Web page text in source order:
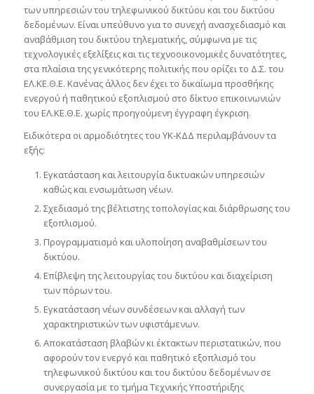
των υπηρεσιών του τηλεφωνικού δικτύου και του δικτύου
δεδομένων. Είναι υπεύθυνο για το συνεχή ανασχεδιασμό και
αναβάθμιση του δικτύου τηλεματικής, σύμφωνα με τις
τεχνολογικές εξελίξεις και τις τεχνοοικονομικές δυνατότητες,
στα πλαίσια της γενικότερης πολιτικής που ορίζει το Δ.Σ. του
ΕΛ.ΚΕ.Θ.Ε. Κανένας άλλος δεν έχει το δικαίωμα προσθήκης
ενεργού ή παθητικού εξοπλισμού στο δίκτυο επικοινωνιών
του ΕΛ.ΚΕ.Θ.Ε. χωρίς προηγούμενη έγγραφη έγκριση.
Ειδικότερα οι αρμοδιότητες του ΥΚ-ΚΔΔ περιλαμβάνουν τα
εξής:
Εγκατάσταση και λειτουργία δικτυακών υπηρεσιών
καθώς και ενσωμάτωση νέων.
Σχεδιασμό της βέλτιστης τοπολογίας και διάρθρωσης του
εξοπλισμού.
Προγραμματισμό και υλοποίηση αναβαθμίσεων του
δικτύου.
Επίβλεψη της λειτουργίας του δικτύου και διαχείριση
των πόρων του.
Εγκατάσταση νέων συνδέσεων και αλλαγή των
χαρακτηριστικών των υφιστάμενων.
Αποκατάσταση βλαβών κι έκτακτων περιστατικών, που
αφορούν τον ενεργό και παθητικό εξοπλισμό του
τηλεφωνικού δικτύου και του δικτύου δεδομένων σε
συνεργασία με το τμήμα Τεχνικής Υποστήριξης